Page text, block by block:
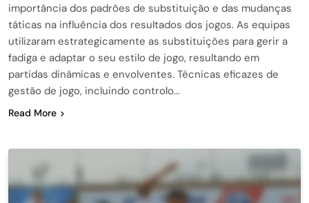
importância dos padrões de substituição e das mudanças
táticas na influência dos resultados dos jogos. As equipas
utilizaram estrategicamente as substituições para gerir a
fadiga e adaptar o seu estilo de jogo, resultando em
partidas dinâmicas e envolventes. Técnicas eficazes de
gestão de jogo, incluindo controlo…
Read More